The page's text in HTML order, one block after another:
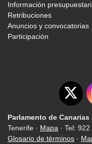
Información
Retribuciones
Anuncios y convocatorias
Participación
Parlamento de Canarias
Tenerife · Mapa · Tel:
Glosario de términos ·